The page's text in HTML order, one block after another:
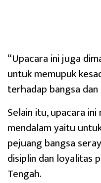
“Upacara ini juga
untuk memupuk
terhadap bangsa
Selain itu, upacara
mendalam yaitu
pejuang bangsa
disiplin dan loyalitas
Tengah.